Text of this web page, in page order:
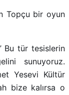
Topçu bir oyun
Bu tür tesislerin
sunuyoruz.
Yesevi Kültür
bize kalırsa o